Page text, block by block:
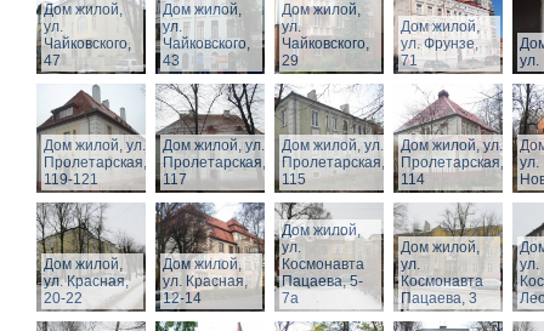
Дом жилой,
ул.
Чайковского,
47
Дом жилой,
ул.
Чайковского,
43
Дом жилой,
ул.
Чайковского,
29
Дом жилой,
ул. Фрунзе,
71
ул.
Дом жилой, ул.
Пролетарская,
119-121
Дом жилой, ул.
Пролетарская,
117
Дом жилой, ул.
Пролетарская,
115
Дом жилой, ул.
Пролетарская,
114
Дом жилой,
ул. Красная,
20-22
Дом жилой,
ул. Красная,
12-14
Дом жилой,
ул.
Космонавта
Пацаева, 5-
7а
Дом жилой,
ул.
Космонавта
Пацаева, 3
ул.